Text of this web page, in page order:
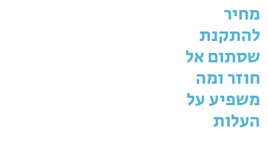
מחיר
להתקנת
שסתום אל
חוזר ומה
משפיע על
העלות